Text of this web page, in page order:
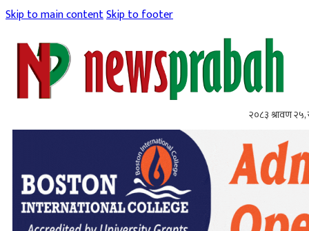
Skip to main contentSkip to footer
२०८३ श्रावण २५,